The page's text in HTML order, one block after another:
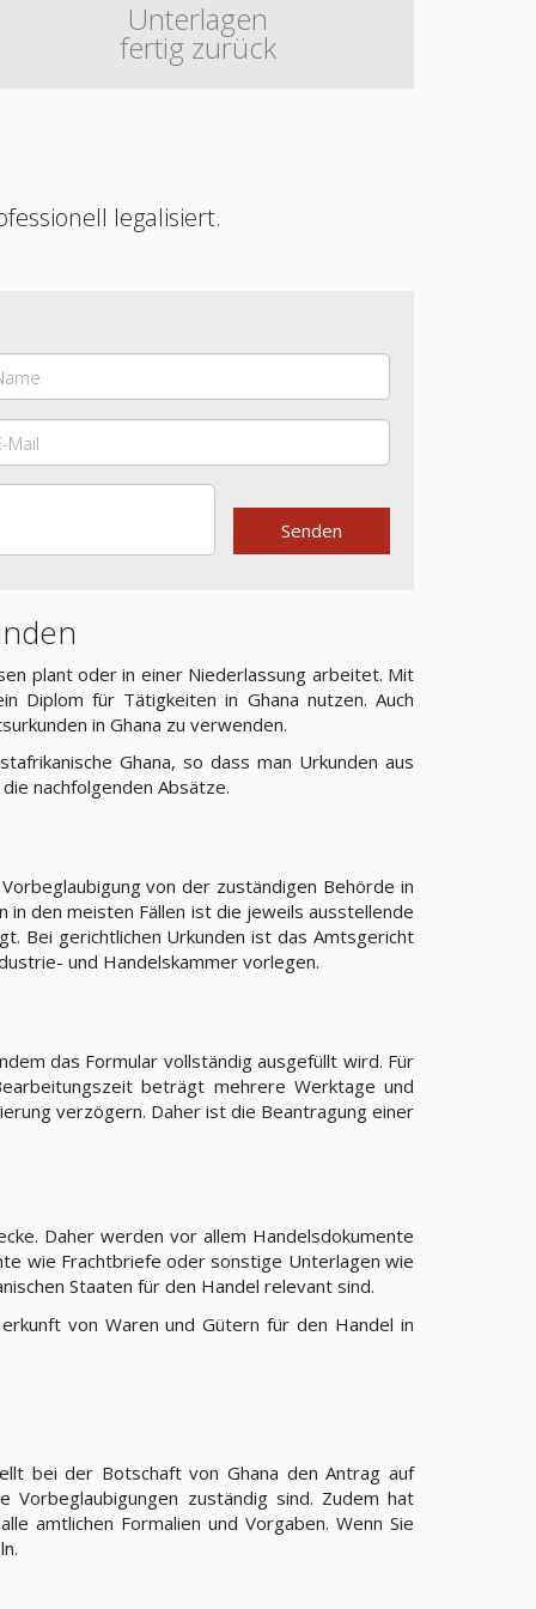
Unterlagen
fertig zurück
legalisiert.
Senden
plant oder in einer Niederlassung arbeitet. Mit
Diplom für Tätigkeiten in Ghana nutzen. Auch
in Ghana zu verwenden.
Ghana, so dass man Urkunden aus
nachfolgenden Absätze.
von der zuständigen Behörde in
in den meisten Fällen ist die jeweils ausstellende
Bei gerichtlichen Urkunden ist das Amtsgericht
und Handelskammer vorlegen.
das Formular vollständig ausgefüllt wird. Für
beträgt mehrere Werktage und
verzögern. Daher ist die Beantragung einer
Daher werden vor allem Handelsdokumente
wie Frachtbriefe oder sonstige Unterlagen wie
Staaten für den Handel relevant sind.
von Waren und Gütern für den Handel in
bei der Botschaft von Ghana den Antrag auf
zuständig sind. Zudem hat
amtlichen Formalien und Vorgaben. Wenn Sie